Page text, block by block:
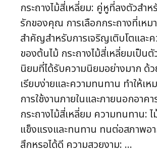
กระถางไม้สี่เหลี่ยม: คู่หูที่ลงตัวสำ
รักของคุณ การเลือกกระถางที่เหม
สำคัญสำหรับการเจริญเติบโตและ
ของต้นไม้ กระถางไม้สี่เหลี่ยมเป็น
นิยมที่ได้รับความนิยมอย่างมาก ด้
เรียบง่ายและความทนทาน ทำให้เห
การใช้งานภายในและภายนอกอาค
กระถางไม้สี่เหลี่ยม ความทนทาน:
แข็งแรงและทนทาน ทนต่อสภาพอ
สึกหรอได้ดี ความสวยงาม: ...